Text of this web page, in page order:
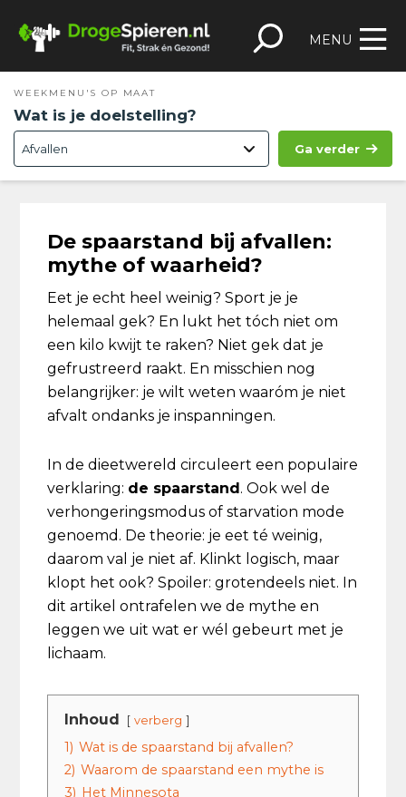
naar
naar
inhoud
naar
sidebar
footer
MENU
WEEKMENU'S OP MAAT
Wat is je doelstelling?
Ga verder
De spaarstand bij afvallen:
mythe of waarheid?
Eet je echt heel weinig? Sport je je
helemaal gek? En lukt het tóch niet om
een kilo kwijt te raken? Niet gek dat je
gefrustreerd raakt. En misschien nog
belangrijker: je wilt weten waaróm je niet
afvalt ondanks je inspanningen.
In de dieetwereld circuleert een populaire
verklaring: de spaarstand. Ook wel de
verhongeringsmodus of starvation mode
genoemd. De theorie: je eet té weinig,
daarom val je niet af. Klinkt logisch, maar
klopt het ook? Spoiler: grotendeels niet. In
dit artikel ontrafelen we de mythe en
leggen we uit wat er wél gebeurt met je
lichaam.
Inhoud verberg
1) Wat is de spaarstand bij afvallen?
2) Waarom de spaarstand een mythe is
3) Het Minnesota